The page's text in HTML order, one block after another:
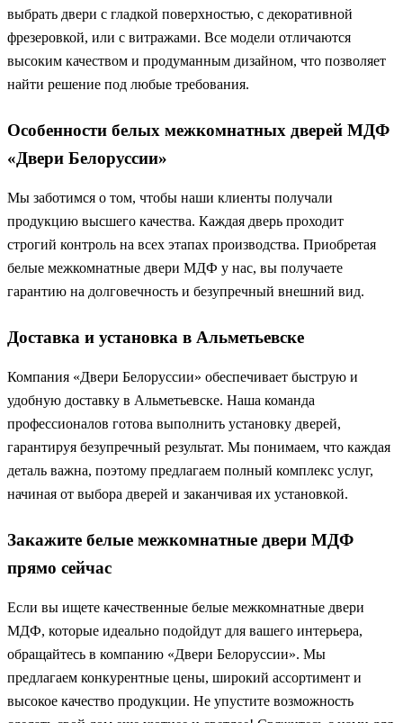
выбрать двери с гладкой поверхностью, с декоративной
фрезеровкой, или с витражами. Все модели отличаются
высоким качеством и продуманным дизайном, что позволяет
найти решение под любые требования.
Особенности белых межкомнатных дверей МДФ
«Двери Белоруссии»
Мы заботимся о том, чтобы наши клиенты получали
продукцию высшего качества. Каждая дверь проходит
строгий контроль на всех этапах производства. Приобретая
белые межкомнатные двери МДФ у нас, вы получаете
гарантию на долговечность и безупречный внешний вид.
Доставка и установка в Альметьевске
Компания «Двери Белоруссии» обеспечивает быструю и
удобную доставку в Альметьевске. Наша команда
профессионалов готова выполнить установку дверей,
гарантируя безупречный результат. Мы понимаем, что каждая
деталь важна, поэтому предлагаем полный комплекс услуг,
начиная от выбора дверей и заканчивая их установкой.
Закажите белые межкомнатные двери МДФ
прямо сейчас
Если вы ищете качественные белые межкомнатные двери
МДФ, которые идеально подойдут для вашего интерьера,
обращайтесь в компанию «Двери Белоруссии». Мы
предлагаем конкурентные цены, широкий ассортимент и
высокое качество продукции. Не упустите возможность